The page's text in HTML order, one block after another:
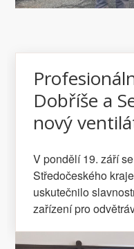
Dobříše a
nový
V pondělí 19. září
Středočeského
uskutečnilo
zařízení pro
zvýšení